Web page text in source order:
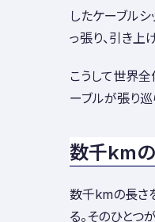
したケーブル
っ張り、引き上
こうして世界
ーブルが張り巡
数千kmの
数千kmの長さ
る。そのひとつ